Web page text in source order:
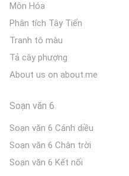
Môn Hóa
Phân tích Tây Tiến
Tranh tô màu
Tả cây phượng
About us on about.me
Soạn văn 6
Soạn văn 6 Cánh diều
Soạn văn 6 Chân trời
Soạn văn 6 Kết nối